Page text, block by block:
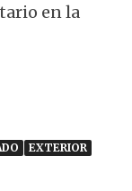
en la
EXTERIOR